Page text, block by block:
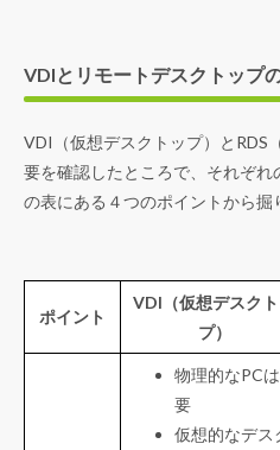
VDIとリモートデスクトップ
VDI（仮想デスクトップ）とRDS
要を確認したところで、それぞ
の表にある４つのポイントから掘
ポイント
VDI （仮想デスク
プ）
物理的なPC
要
仮想的なデス